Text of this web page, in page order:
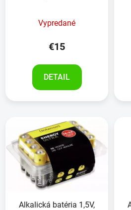
Vypredané
€15
DETAIL
Alkalická batéria 1,5V,